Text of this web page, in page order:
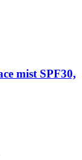
mist SPF30,